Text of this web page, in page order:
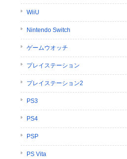
WiiU
Nintendo Switch
ゲームウオッチ
プレイステーション
プレイステーション2
PS3
PS4
PSP
PS Vita